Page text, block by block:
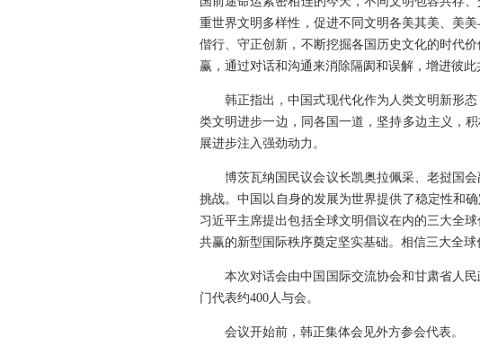
重世界文明多样性，促进不同文明各美其美、美
偕行、守正创新，不断挖掘各国历史文化的时代
赢，通过对话和沟通来消除隔阂和误解，增进彼
韩正指出，中国式现代化作为人类文明新形
类文明进步一边，同各国一道，坚持多边主义，
展进步注入强劲动力。
博茨瓦纳国民议会议长凯奥拉佩采、老挝国
挑战。中国以自身的发展为世界提供了稳定性和
习近平主席提出包括全球文明倡议在内的三大全
共赢的新型国际秩序奠定坚实基础。相信三大全
本次对话会由中国国际交流协会和甘肃省人
门代表约400人与会。
会议开始前，韩正集体会见外方参会代表。